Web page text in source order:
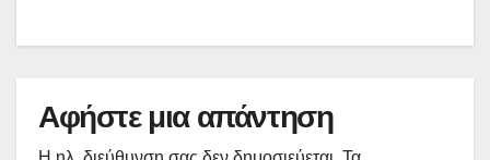
Αφήστε μια απάντηση